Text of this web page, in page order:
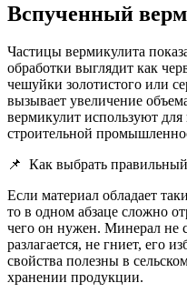
Вспученный
Частицы вермикулита
обработки выглядит как
чешуйки золотистого или
вызывает увеличение
вермикулит используют
строительной
📌 Как выбрать
Если материал обладает
то в одном абзаце сложно
чего он нужен. Минерал не
разлагается, не гниет, его
свойства полезны в
хранении продукции.